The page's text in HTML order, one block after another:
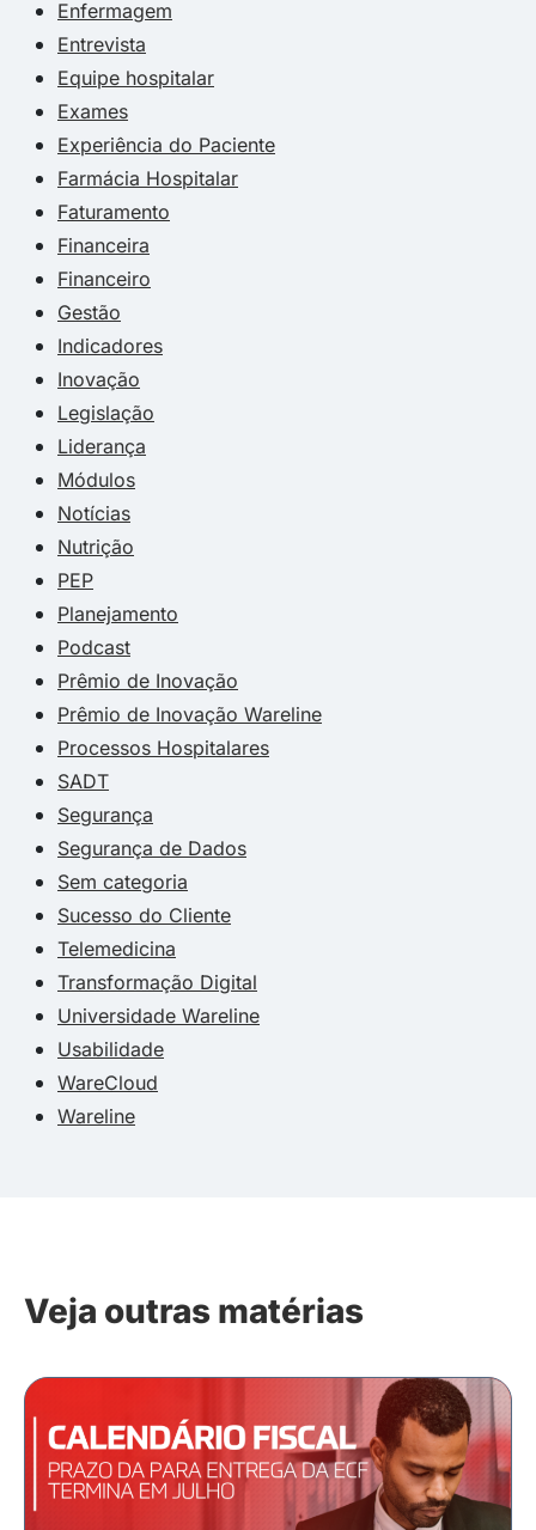
Enfermagem
Entrevista
Equipe hospitalar
Exames
Experiência do Paciente
Farmácia Hospitalar
Faturamento
Financeira
Financeiro
Gestão
Indicadores
Inovação
Legislação
Liderança
Módulos
Notícias
Nutrição
PEP
Planejamento
Podcast
Prêmio de Inovação
Prêmio de Inovação Wareline
Processos Hospitalares
SADT
Segurança
Segurança de Dados
Sem categoria
Sucesso do Cliente
Telemedicina
Transformação Digital
Universidade Wareline
Usabilidade
WareCloud
Wareline
Veja outras matérias